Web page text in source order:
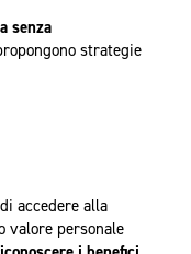
senza
strategie
accedere alla
valore personale